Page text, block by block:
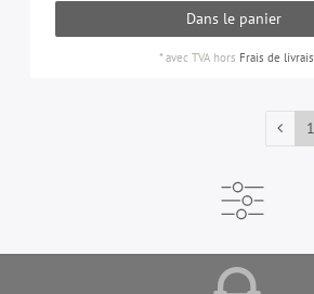
Dans le panier
*avec TVAhors Frais de
1